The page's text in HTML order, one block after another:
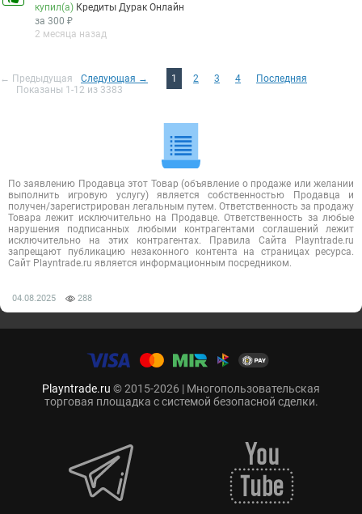
купил(а) Кредиты Дурак Онлайн
за 300 ₽
2 месяца назад
← Предыдущая Следующая → 1 2 3 4
Последняя
Показаны 1-12 из 3383
По заявлению Продавца этот Товар (объявление о продаже или желании
выполнить игровую услугу) является собственностью Продавца и
получен/зарегистрирован легальным путем. Ответственность за продажу
Товара лежит исключительно на Продавце. Ответственность за любые
нарушения подписанных любыми контрагентами соглашений лежит
исключительно на этих контрагентах. Правила Сайта Playntrade.ru
запрещают публикацию незаконного контента на страницах ресурса.
Сайт Playntrade.ru является информационным посредником.
04.08.2025 288
Playntrade.ru © 2015-2026 | Многопользовательская
торговая площадка с системой безопасной сделки.